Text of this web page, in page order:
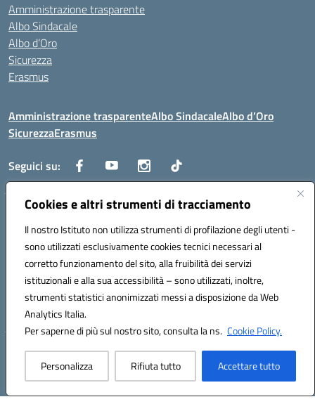
Cookies e altri strumenti di tracciamento
Il nostro Istituto non utilizza strumenti di profilazione degli utenti -
sono utilizzati esclusivamente cookies tecnici necessari al
corretto funzionamento del sito, alla fruibilità dei servizi
istituzionali e alla sua accessibilità – sono utilizzati, inoltre,
strumenti statistici anonimizzati messi a disposizione da Web
Analytics Italia.
Per saperne di più sul nostro sito, consulta la ns. Cookie Policy.
Personalizza Rifiuta tutto Accettare tutto
Amministrazione trasparente
Albo Sindacale
Albo d’Oro
Sicurezza
Erasmus
Amministrazione trasparenteAlbo SindacaleAlbo d’Oro
SicurezzaErasmus
Seguici su:
Centralino:0885.426034 Email:FGTD02000P@istruzione.it
Posta elettronica certificata (PEC):fgtd02000p@pec.istruzione.it
Codice fiscale: 81002930717
Codice meccanografico:FGTD02000P
Codice unico di fatturazione (CUF): UFUN7Y
Hosting & Powered by 3D Solution S.r.l.
Concept & Design by Designers Italia